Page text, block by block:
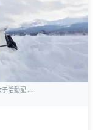
活動記 ...